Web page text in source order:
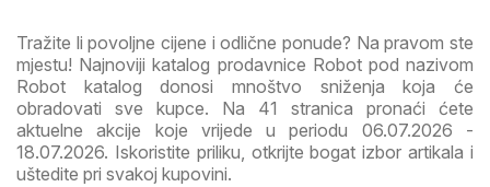
Tražite li povoljne cijene i odlične ponude? Na pravom ste
mjestu! Najnoviji katalog prodavnice Robot pod nazivom
Robot katalog donosi mnoštvo sniženja koja će
obradovati sve kupce. Na 41 stranica pronaći ćete
aktuelne akcije koje vrijede u periodu 06.07.2026 -
18.07.2026. Iskoristite priliku, otkrijte bogat izbor artikala i
uštedite pri svakoj kupovini.